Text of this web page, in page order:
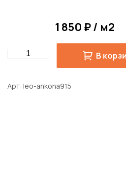
1 850 ₽ / м2
Quantity В
Арт leo-ankona915